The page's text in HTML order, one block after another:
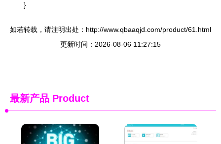
}
如若转载，请注明出处：http://www.qbaaqjd.com/product/61.html
更新时间：2026-08-06 11:27:15
最新产品 Product